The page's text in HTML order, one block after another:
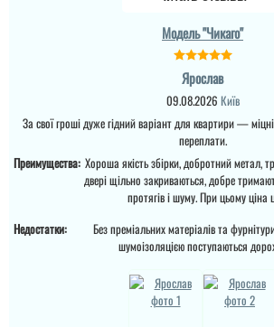
які
Модель "Чикаго"
Ярослав
09.08.2026 Київ
За свої гроші дуже гідний варіант для квартири —
переплати.
Преимущества: Хороша якість збірки, добротний метал,
двері щільно закриваються, добре
протягів і шуму. При цьому ціна
Недостатки:
Без преміальних матеріалів та
шумоізоляцією поступаються